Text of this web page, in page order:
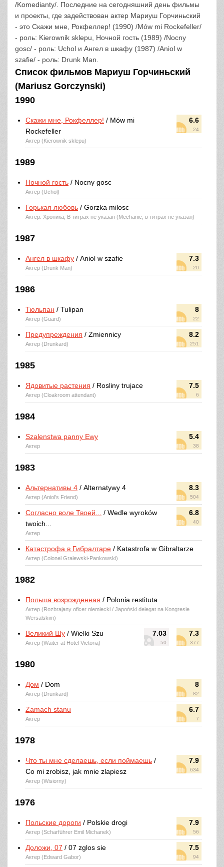
/Komedianty/. Последние на сегодняшний день фильмы
и проекты, где задействован актер Мариуш Горчиньский
- это Скажи мне, Рокфеллер! (1990) /Mów mi Rockefeller/
- роль: Kierownik sklepu, Ночной гость (1989) /Nocny
gosc/ - роль: Uchol и Ангел в шкафу (1987) /Aniol w
szafie/ - роль: Drunk Man.
Список фильмов Мариуш Горчиньский
(Mariusz Gorczynski)
1990
6.6
24
Скажи мне, Рокфеллер! / Mów mi
Rockefeller
Актер (Kierownik sklepu)
1989
Ночной гость / Nocny gosc
Актер (Uchol)
Горькая любовь / Gorzka milosc
Актер: Хроника, В титрах не указан (Mechanic, в титрах не указан)
1987
7.3
20
Ангел в шкафу / Aniol w szafie
Актер (Drunk Man)
1986
8
22
Тюльпан / Tulipan
Актер (Guard)
8.2
251
Предупреждения / Zmiennicy
Актер (Drunkard)
1985
7.5
6
Ядовитые растения / Rosliny trujace
Актер (Cloakroom attendant)
1984
5.4
38
Szalenstwa panny Ewy
Актер
1983
8.3
504
Альтернативы 4 / Alternatywy 4
Актер (Aniol's Friend)
6.8
40
Согласно воле Твоей...
/ Wedle wyroków
twoich...
Актер
Катастрофа в Гибралтаре / Katastrofa w Gibraltarze
Актер (Colonel Gralewski-Pankowski)
1982
Польша возрожденная / Polonia restituta
Актер (Rozbrajany oficer niemiecki / Japoński delegat na Kongresie
Wersalskim)
7.03
50
7.3
377
Великий Шу / Wielki Szu
Актер (Waiter at Hotel Victoria)
1980
8
82
Дом / Dom
Актер (Drunkard)
6.7
7
Zamach stanu
Актер
1978
7.9
634
Что ты мне сделаешь, если поймаешь /
Co mi zrobisz, jak mnie zlapiesz
Актер (Wisiorny)
1976
7.9
56
Польские дороги / Polskie drogi
Актер (Scharführer Emil Michanek)
7.5
94
Доложи, 07 / 07 zglos sie
Актер (Edward Gabor)